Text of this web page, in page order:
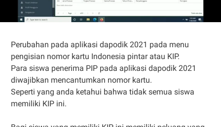
Perubahan pada aplikasi dapodik 2021 pada menu
pengisian nomor kartu Indonesia pintar atau KIP.
Para siswa penerima PIP pada aplikasi dapodik 2021
diwajibkan mencantumkan nomor kartu.
Seperti yang anda ketahui bahwa tidak semua siswa
memiliki KIP ini.